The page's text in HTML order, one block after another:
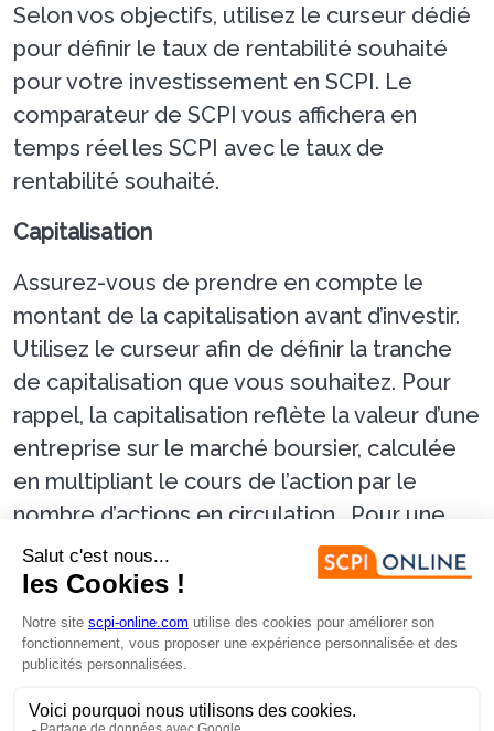
Selon vos objectifs, utilisez le curseur dédié
pour définir le taux de rentabilité souhaité
pour votre investissement en SCPI. Le
comparateur de SCPI vous affichera en
temps réel les SCPI avec le taux de
rentabilité souhaité.
Capitalisation
Assurez-vous de prendre en compte le
montant de la capitalisation avant d’investir.
Utilisez le curseur afin de définir la tranche
de capitalisation que vous souhaitez. Pour
rappel, la capitalisation reflète la valeur d’une
entreprise sur le marché boursier, calculée
en multipliant le cours de l’action par le
nombre d’actions en circulation. Pour une
SCPI, elle est calculée en multipliant le
nombre de parts par le prix de souscription.
Société de gestion
critère essentiel lors de votre